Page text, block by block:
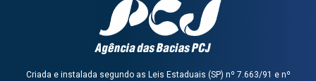
Criada e instalada segundo as Leis Estaduais (SP) nº 7.663/91 e nº